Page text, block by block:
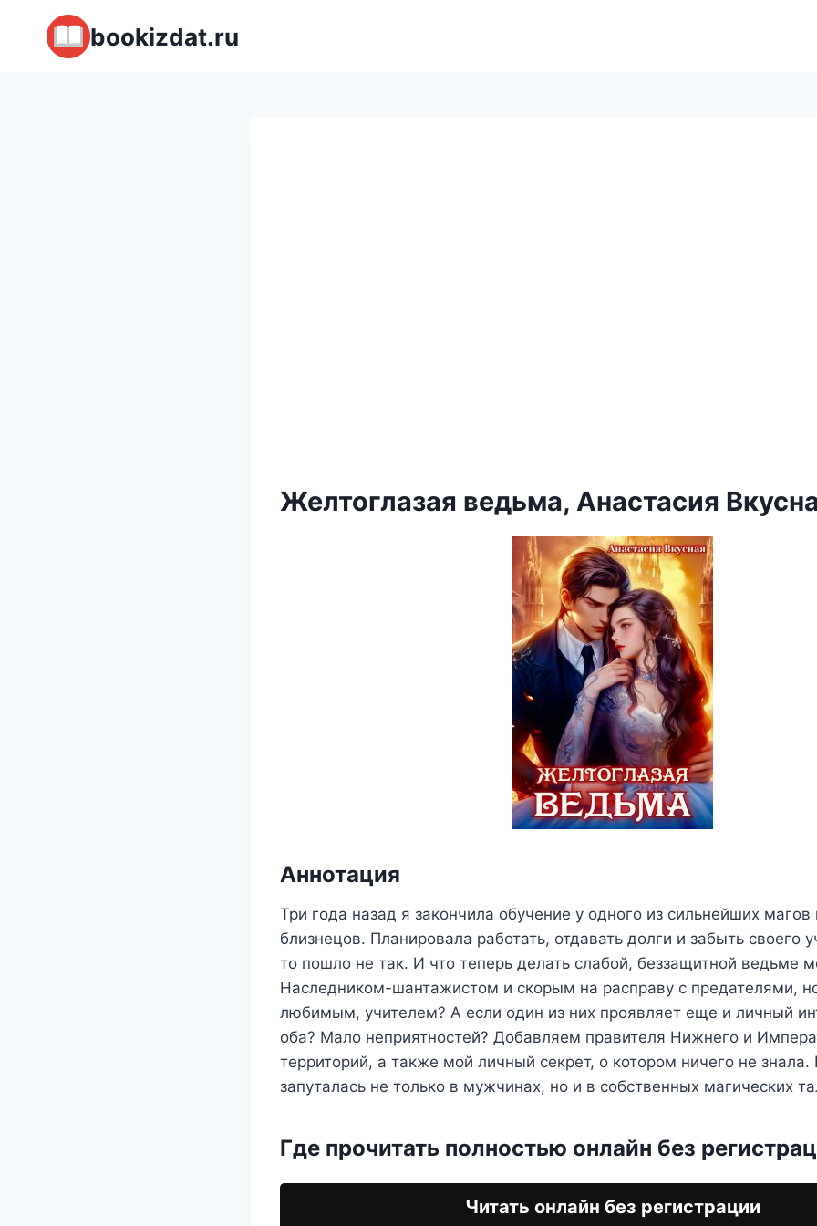
Перейти
содержимому
bookizdat.ru
Желтоглазая ведьма, Анастасия
Аннотация
Три года назад я закончила обучение у одного из сильнейших магов
близнецов. Планировала работать, отдавать долги и забыть своего
то пошло не так. И что теперь делать слабой, беззащитной ведьме
Наследником-шантажистом и скорым на расправу с предателями,
любимым, учителем? А если один из них проявляет еще и личный
оба? Мало неприятностей? Добавляем правителя Нижнего и
территорий, а также мой личный секрет, о котором ничего не
запуталась не только в мужчинах, но и в собственных магических
Где прочитать полностью онлайн без
Читать онлайн без регистрации